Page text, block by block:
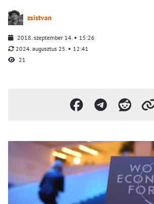
zsistvan
2018. szeptember 14.
15:26
2024. augusztus 25.
12:41
21